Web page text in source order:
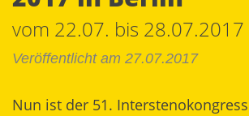
vom 22.07. bis 28.07.2017
Veröffentlicht am 27.07.2017
Nun ist der 51.